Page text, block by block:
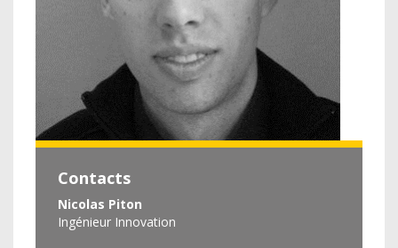
Contacts
Nicolas Piton
Ingénieur Innovation